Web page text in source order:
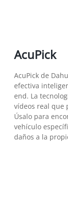
AcuPick
AcuPick de
efectiva
end. La
vídeos real que
Úsalo para
vehículo
daños a la